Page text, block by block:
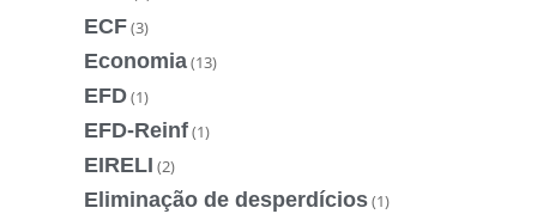
ECF(3)
Economia(13)
EFD(1)
EFD-Reinf(1)
EIRELI (2)
Eliminação de desperdícios(1)